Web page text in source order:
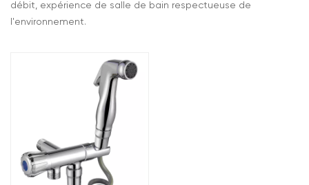
débit, expérience de salle de bain respectueuse de
l'environnement.